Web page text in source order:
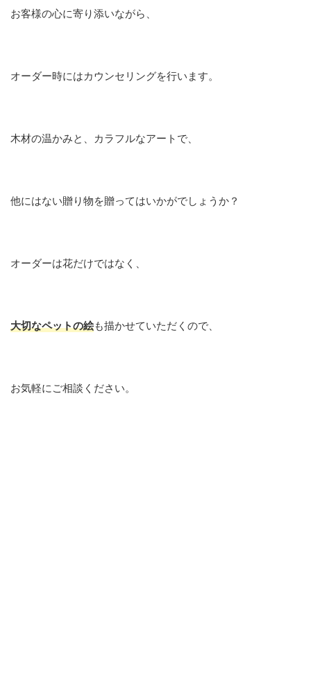
お客様の心に寄り添いながら、
オーダー時にはカウンセリングを行います。
木材の温かみと、カラフルなアートで、
他にはない贈り物を贈ってはいかがでしょうか？
オーダーは花だけではなく、
大切なペットの絵も描かせていただくので、
お気軽にご相談ください。